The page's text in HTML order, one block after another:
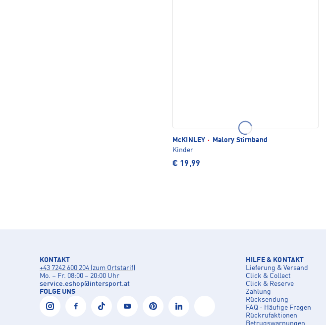
McKINLEY ·
Malory Stirnband
Kinder
€ 19,99
KONTAKT
+43 7242 600 204 (zum Ortstarif)
Mo. – Fr. 08:00 – 20:00 Uhr
service.eshop@intersport.at
FOLGE UNS
HILFE & KONTAKT
Lieferung & Versand
Click & Collect
Click & Reserve
Zahlung
Rücksendung
FAQ - Häufige Fragen
Rückrufaktionen